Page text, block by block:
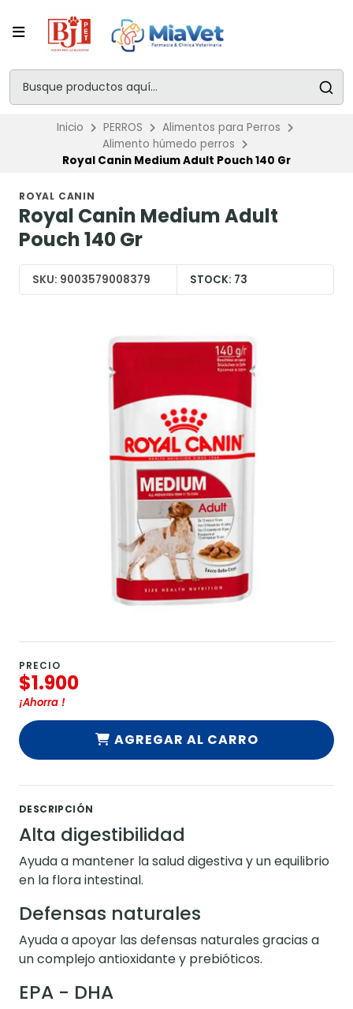
Inicio PERROS
Alimentos para Perros
Alimento húmedo perros
Royal Canin Medium Adult Pouch 140 Gr
ROYAL CANIN
Royal Canin Medium Adult
Pouch 140 Gr
SKU: 9003579008379 STOCK: 73
PRECIO
$1.900
¡Ahorra !
AGREGAR AL CARRO
DESCRIPCIÓN
Alta digestibilidad
Ayuda a mantener la salud digestiva y un equilibrio
en la flora intestinal.
Defensas naturales
Ayuda a apoyar las defensas naturales gracias a
un complejo antioxidante y prebióticos.
EPA - DHA